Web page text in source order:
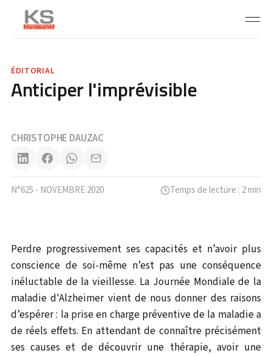
ÉDITORIAL
Anticiper l'imprévisible
CHRISTOPHE DAUZAC
N°625 - NOVEMBRE 2020 Temps de lecture : 2 min
Perdre progressivement ses capacités et n’avoir plus
conscience de soi-même n’est pas une conséquence
inéluctable de la vieillesse. La Journée Mondiale de la
maladie d'Alzheimer vient de nous donner des raisons
d’espérer : la prise en charge préventive de la maladie a
de réels effets. En attendant de connaître précisément
ses causes et de découvrir une thérapie, avoir une